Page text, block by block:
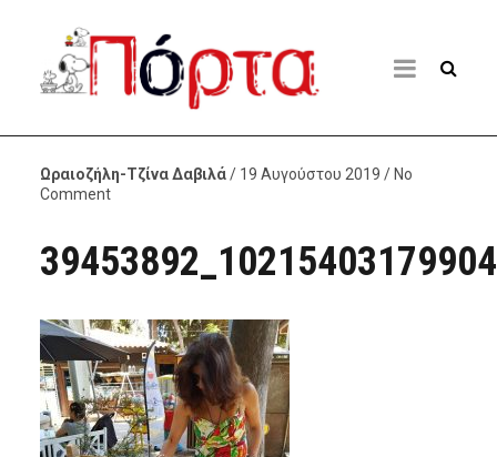
Ωραιοζήλη-Τζίνα Δαβιλά/ 19 Αυγούστου 2019 / No
Comment